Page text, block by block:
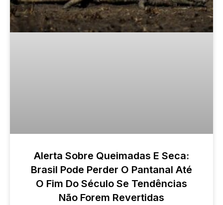
Alerta Sobre Queimadas E Seca:
Brasil Pode Perder O Pantanal Até
O Fim Do Século Se Tendências
Não Forem Revertidas